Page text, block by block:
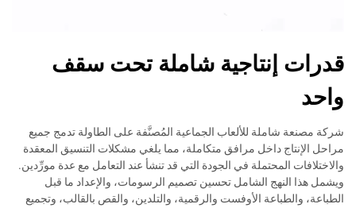
قدرات إنتاجية شاملة تحت سقف
واحد
شركة مصنعة شاملة للألعاب الجماعية المُصنَّفة على الطاولة تدمج جميع
مراحل الإنتاج داخل مرافق متكاملة، مما يلغي مشكلات التنسيق المعقدة
والاختلافات المحتملة في الجودة التي قد تنشأ عند التعامل مع عدة مورِّدين.
ويشمل هذا النهج الشامل تحسين تصميم الرسومات، والإعداد ما قبل
الطباعة، والطباعة الأوفست والرقمية، والتلدين، والقص بالقالب، وتجميع